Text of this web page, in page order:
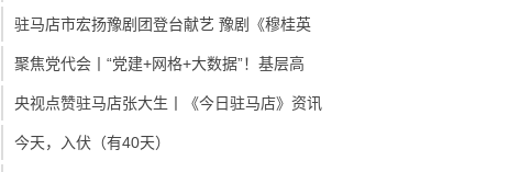
驻马店市宏扬豫剧团登台献艺 豫剧《穆桂英
聚焦党代会丨“党建+网格+大数据”！基层高
央视点赞驻马店张大生丨《今日驻马店》资讯
今天，入伏（有40天）